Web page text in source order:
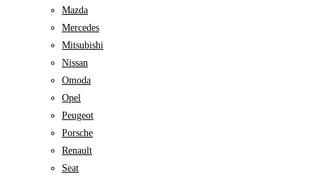
Mazda
Mercedes
Mitsubishi
Nissan
Omoda
Opel
Peugeot
Porsche
Renault
Seat